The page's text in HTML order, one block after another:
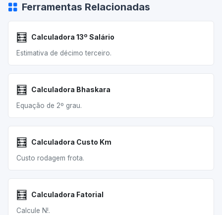
Ferramentas Relacionadas
🧮 Calculadora 13º Salário
Estimativa de décimo terceiro.
🧮 Calculadora Bhaskara
Equação de 2º grau.
🧮 Calculadora Custo Km
Custo rodagem frota.
🧮 Calculadora Fatorial
Calcule N!.